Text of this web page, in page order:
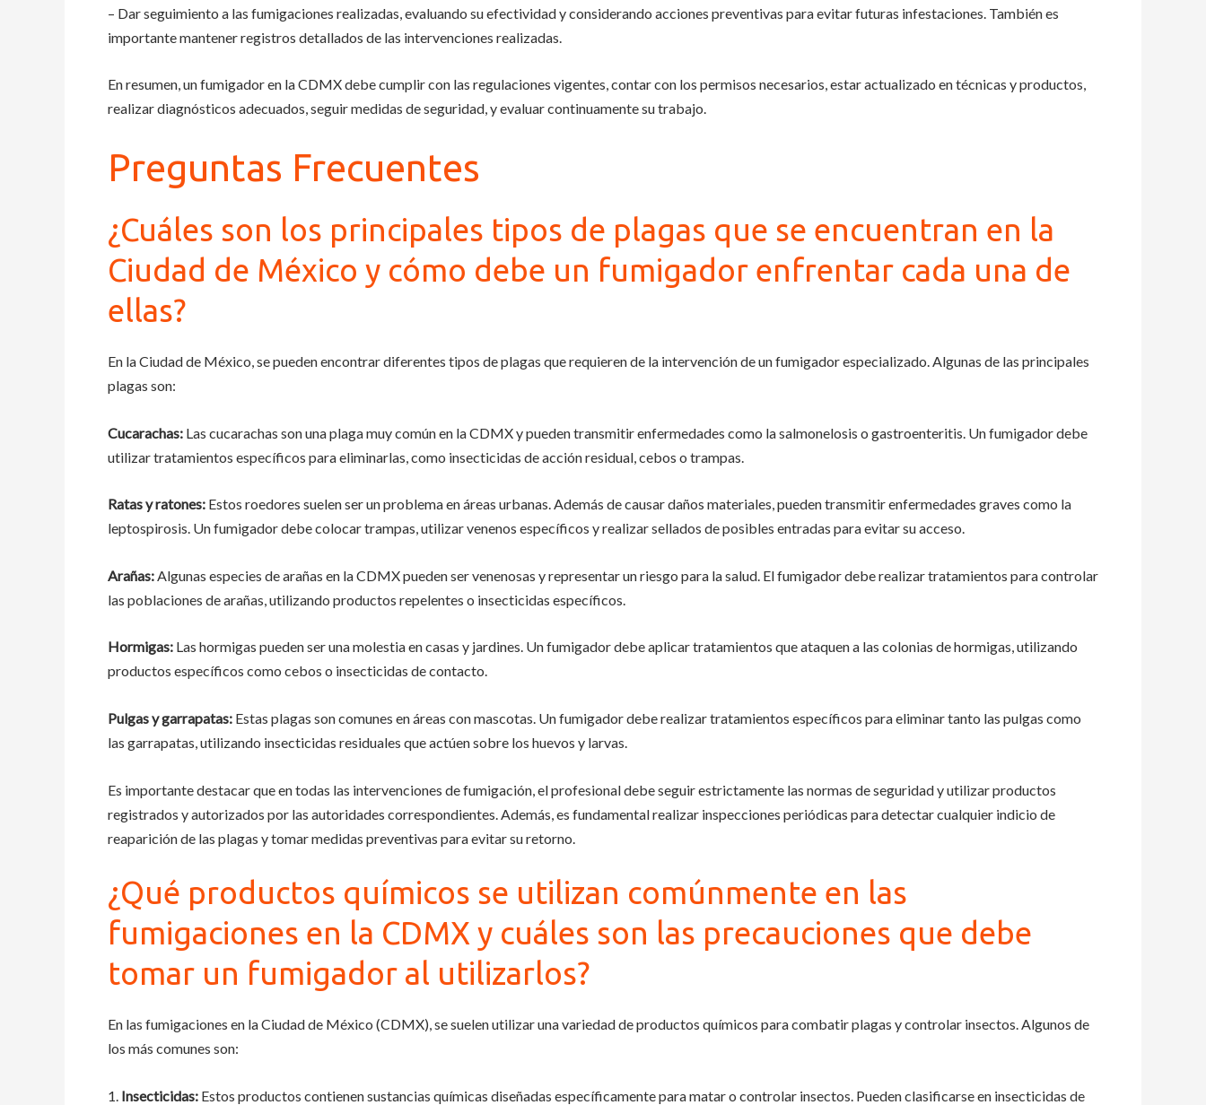
– Dar seguimiento a las fumigaciones realizadas, evaluando su efectividad y considerando acciones preventivas para evitar futuras infestaciones. También es
importante mantener registros detallados de las intervenciones realizadas.
En resumen, un fumigador en la CDMX debe cumplir con las regulaciones vigentes, contar con los permisos necesarios, estar actualizado en técnicas y productos,
realizar diagnósticos adecuados, seguir medidas de seguridad, y evaluar continuamente su trabajo.
Preguntas Frecuentes
¿Cuáles son los principales tipos de plagas que se encuentran en la
Ciudad de México y cómo debe un fumigador enfrentar cada una de
ellas?
En la Ciudad de México, se pueden encontrar diferentes tipos de plagas que requieren de la intervención de un fumigador especializado. Algunas de las principales
plagas son:
Cucarachas: Las cucarachas son una plaga muy común en la CDMX y pueden transmitir enfermedades como la salmonelosis o gastroenteritis. Un fumigador debe
utilizar tratamientos específicos para eliminarlas, como insecticidas de acción residual, cebos o trampas.
Ratas y ratones: Estos roedores suelen ser un problema en áreas urbanas. Además de causar daños materiales, pueden transmitir enfermedades graves como la
leptospirosis. Un fumigador debe colocar trampas, utilizar venenos específicos y realizar sellados de posibles entradas para evitar su acceso.
Arañas: Algunas especies de arañas en la CDMX pueden ser venenosas y representar un riesgo para la salud. El fumigador debe realizar tratamientos para controlar
las poblaciones de arañas, utilizando productos repelentes o insecticidas específicos.
Hormigas: Las hormigas pueden ser una molestia en casas y jardines. Un fumigador debe aplicar tratamientos que ataquen a las colonias de hormigas, utilizando
productos específicos como cebos o insecticidas de contacto.
Pulgas y garrapatas: Estas plagas son comunes en áreas con mascotas. Un fumigador debe realizar tratamientos específicos para eliminar tanto las pulgas como
las garrapatas, utilizando insecticidas residuales que actúen sobre los huevos y larvas.
Es importante destacar que en todas las intervenciones de fumigación, el profesional debe seguir estrictamente las normas de seguridad y utilizar productos
registrados y autorizados por las autoridades correspondientes. Además, es fundamental realizar inspecciones periódicas para detectar cualquier indicio de
reaparición de las plagas y tomar medidas preventivas para evitar su retorno.
¿Qué productos químicos se utilizan comúnmente en las
fumigaciones en la CDMX y cuáles son las precauciones que debe
tomar un fumigador al utilizarlos?
En las fumigaciones en la Ciudad de México (CDMX), se suelen utilizar una variedad de productos químicos para combatir plagas y controlar insectos. Algunos de
los más comunes son:
1. Insecticidas: Estos productos contienen sustancias químicas diseñadas específicamente para matar o controlar insectos. Pueden clasificarse en insecticidas de